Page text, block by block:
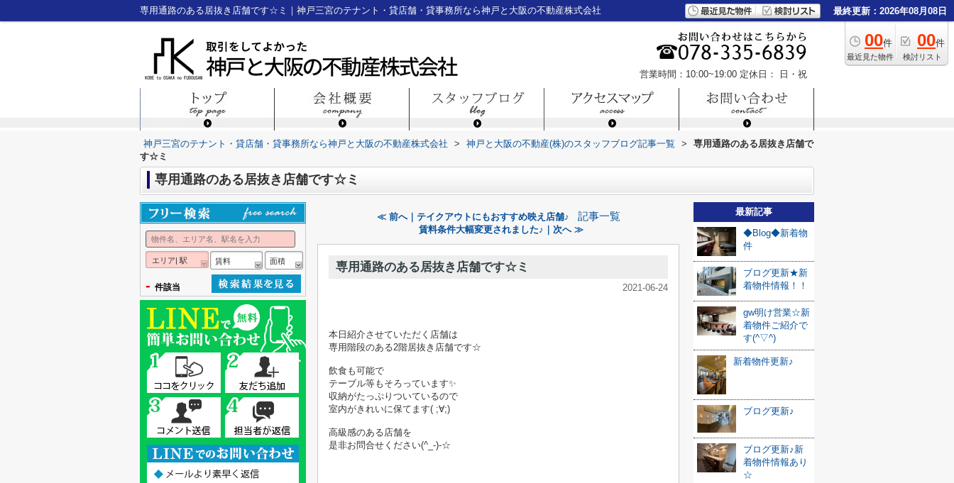
専用通路のある居抜き店舗です☆ミ｜神戸三宮のテナント・貸店舗・貸事務所なら神戸と大阪の不動産株式会社 最終更新：2026年08月08日
00件
最近見た物件
00件
検討リスト
営業時間：10:00~19:00 定休日： 日・祝
神戸三宮のテナント・貸店舗・貸事務所なら神戸と大阪の不動産株式会社 > 神戸と大阪の不動産(株)のスタッフブログ記事一覧 >
専用通路のある居抜き店舗で
す☆ミ
専用通路のある居抜き店舗です☆ミ
≪ 前へ｜テイクアウトにもおすすめ映え店舗♪ 記事一覧
賃料条件大幅変更されました♪｜次へ ≫
専用通路のある居抜き店舗です☆ミ
2021-06-24
本日紹介させていただく店舗は
専用階段のある2階居抜き店舗です☆
飲食も可能で
テーブル等もそろっています✨
収納がたっぷりついているので
室内がきれいに保てます( ;∀;)
高級感のある店舗を
是非お問合せください(^_-)-☆
最新記事
◆Blog◆新着物
件
ブログ更新★新
着物件情報！！
gw明け営業☆新
着物件ご紹介で
す(^▽^)
新着物件更新♪
ブログ更新♪
ブログ更新♪新
着物件情報あり
☆
エリア| 駅 賃料 面積
- 件該当